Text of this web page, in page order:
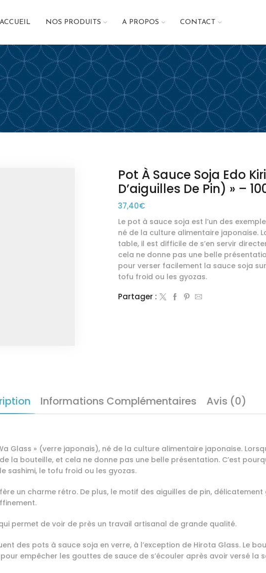
ACCUEIL NOS PRODUITS A PROPOS CONTACT
Pot À Sauce Soja Edo
D’aiguilles De Pin) » –
37,40€
Le pot à sauce soja est l’un des
né de la culture alimentaire japonaise.
table, il est difficile de s’en servir
cela ne donne pas une belle
pour verser facilement la sauce soja
tofu froid ou les gyozas.
Partager :
Informations Complémentaires Avis (0)
Glass » (verre japonais), né de la culture alimentaire japonaise.
la bouteille, et cela ne donne pas une belle présentation. C’est
sashimi, le tofu froid ou les gyozas.
un charme rétro. De plus, le motif des aiguilles de pin,
permet de voir de près un travail artisanal de grande qualité.
des pots à sauce soja en verre, à l’exception de Hirota Glass. Le
empêcher les gouttes de sauce de s’écouler après avoir versé la